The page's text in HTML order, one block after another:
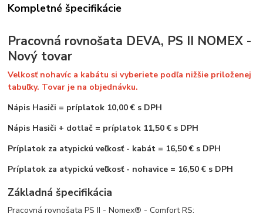
Kompletné špecifikácie
Pracovná rovnošata DEVA, PS II NOMEX -
Nový tovar
Velkosť nohavíc a kabátu si vyberiete podľa nižšie priloženej
tabuľky. Tovar je na objednávku.
Nápis Hasiči = príplatok 10,00 € s DPH
Nápis Hasiči + dotlač = príplatok 11,50 € s DPH
Príplatok za atypickú veľkosť - kabát = 16,50 € s DPH
Príplatok za atypickú veľkosť - nohavice = 16,50 € s DPH
Základná špecifikácia
Pracovná rovnošata PS II - Nomex® - Comfort RS: